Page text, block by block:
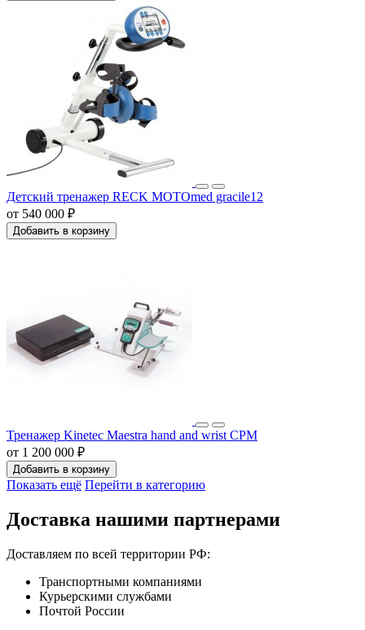
Детский тренажер RECK MOTOmed gracile12
от 540 000 ₽
Добавить в корзину
Тренажер Kinetec Maestra hand and wrist CPM
от 1 200 000 ₽
Добавить в корзину
Показать ещё Перейти в категорию
Доставка нашими партнерами
Доставляем по всей территории РФ:
Транспортными компаниями
Курьерскими службами
Почтой России